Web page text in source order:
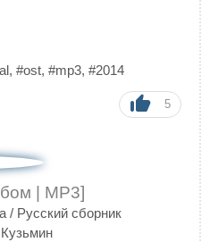
, #ost, #mp3, #2014
5
| MP3]
/ Русский сборник